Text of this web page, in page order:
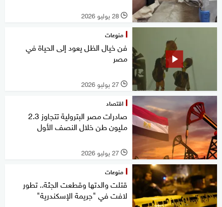
l 28 يوليو 2026
منوعات
فن خيال الظل يعود إلى الحياة في
مصر
l 27 يوليو 2026
اقتصاد
صادرات مصر البترولية تتجاوز 2.3
مليون طن خلال النصف الأول
l 27 يوليو 2026
منوعات
قتلت والدتها وقطعت الجثة.. تطور
لافت في "جريمة الإسكندرية"